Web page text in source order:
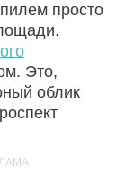
просто
Это,
облик